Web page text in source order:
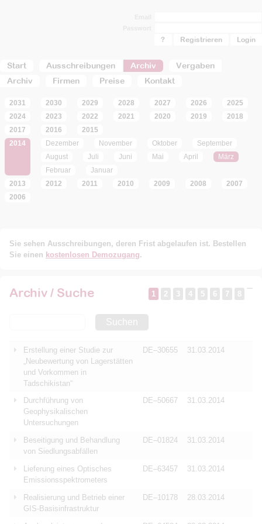
Start Ausschreibungen Archiv
Vergaben
Archiv
Firmen Preise Kontakt
? Registrieren
2031 2030 2029 2028 2027 2026
2025
2024
2023 2022 2021 2020 2019
2018
2017
2016
2015
2014
Dezember November Oktober
September
August
Juli Juni Mai April
März
Februar
Januar
2013
2012 2011 2010 2009 2008
2007
2006
Sie sehen Ausschreibungen, deren Frist abgelaufen ist. Bestellen
Sie einen kostenlosen Demozugang.
Archiv / Suche 1 2 3 4 5 6 7 8
Suchen
Erstellung einer Studie zur
„Neubewertung von Lagerstätten
und Vorkommen in
Tadschikistan“
DE–30655 31.03.2014
Durchführung von
Geophysikalischen
Untersuchungen
DE–50667 31.03.2014
Beseitigung und Behandlung
von Siedlungsabfällen
DE–01824 31.03.2014
Lieferung eines Optisches
Emissionsspektrometers
DE–63457 31.03.2014
Realisierung und Betrieb einer
GIS-Basisinfrastruktur
DE–10178 28.03.2014